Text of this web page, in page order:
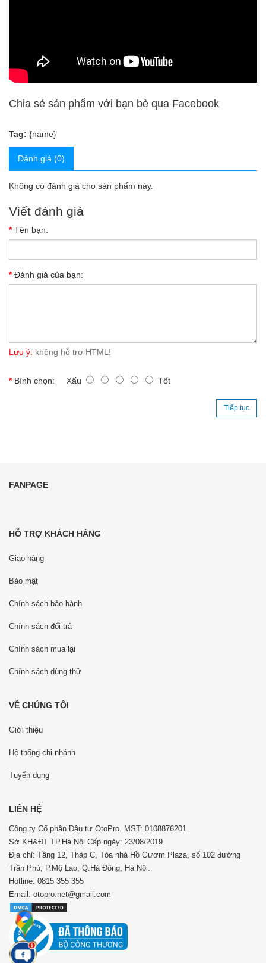
Chia sẻ sản phẩm với bạn bè qua Facebook
Tag: {name}
Đánh giá (0)
Không có đánh giá cho sản phẩm này.
Viết đánh giá
Tên bạn:
Đánh giá của bạn:
Lưu ý: không hỗ trợ HTML!
Bình chọn: Xấu Tốt
Tiếp tục
FANPAGE
HỖ TRỢ KHÁCH HÀNG
Giao hàng
Bảo mật
Chính sách bảo hành
Chính sách đổi trả
Chính sách mua lại
Chính sách dùng thử
VỀ CHÚNG TÔI
Giới thiệu
Hệ thống chi nhánh
Tuyển dụng
LIÊN HỆ
Công ty Cổ phần Đầu tư OtoPro. MST: 0108876201.
Sở KH&ĐT TP.Hà Nội Cấp ngày: 23/08/2019.
Địa chỉ: Tầng 12, Tháp C, Tòa nhà Hồ Gươm Plaza, số 102 đường
Trần Phú, P.Mộ Lao, Q.Hà Đông, Hà Nội.
Hotline: 0815 355 355
Email: otopro.net@gmail.com